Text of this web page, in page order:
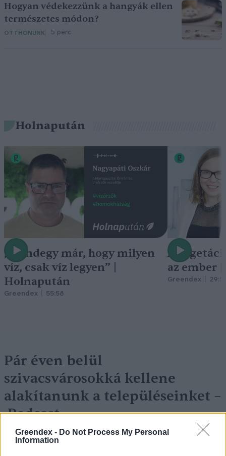
Greendex - Do Not Process My Personal
Information
Hogyan védekezzünk a hangyák ellen
természetes módon?
OTTHONUNK 5 perc
Holnapután
„Mindegy már, hogy milyen
víz, csak víz legyen” |
Holnapután
Greendex 55:58
A
az ember
Greendex
Pár éven belül
szivacsvárosokká kellene
alakítanunk a településeinket –
Podcast
PODCAST Novák Zsombor 2 perc